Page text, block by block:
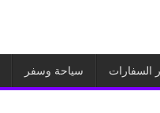
السفارات سياحة وسفر